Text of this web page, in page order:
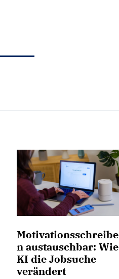
Motivationsschreibe
n austauschbar: Wie
KI die Jobsuche
verändert